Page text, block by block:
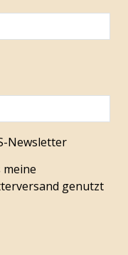
Newsletter
meine
genutzt